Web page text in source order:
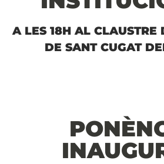
A LES 18H AL CLAUSTRE
DE SANT CUGAT